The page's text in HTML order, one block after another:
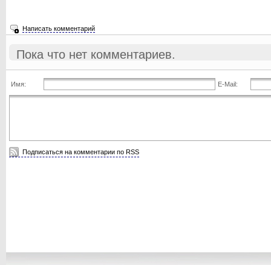
Написать комментарий
Пока что нет комментариев.
Имя: E-Mail:
Подписаться на комментарии по RSS